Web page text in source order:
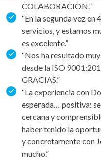
COLABORACION.”
“En la segunda vez
servicios, y estamos
es excelente.”
“Nos ha resultado
desde la ISO
GRACIAS.”
“La experiencia con
esperada… positiva:
cercana y
haber tenido la
y concretamente con
mucho.”